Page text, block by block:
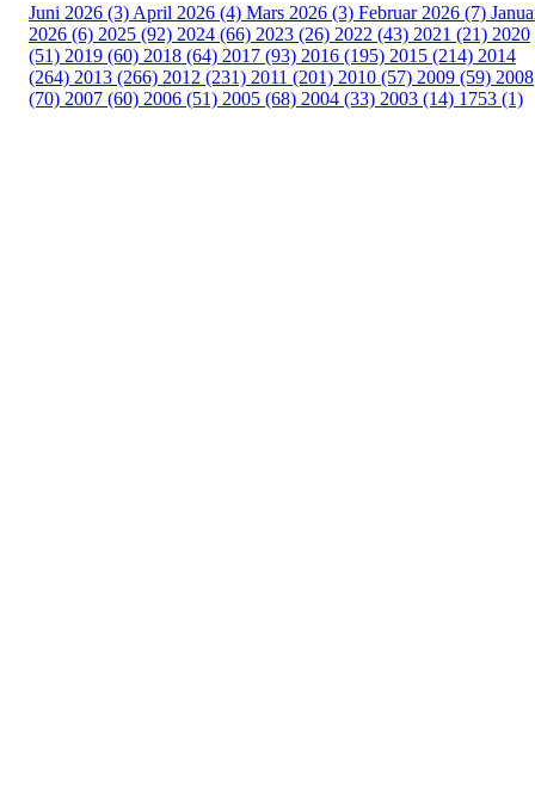
Juni 2026 (3) April 2026 (4) Mars 2026 (3) Februar 2026 (7)
2026 (6) 2025 (92) 2024 (66) 2023 (26) 2022 (43) 2021 (21) 2020
(51) 2019 (60) 2018 (64) 2017 (93) 2016 (195) 2015 (214) 2014
(264) 2013 (266) 2012 (231) 2011 (201) 2010 (57) 2009 (59) 2008
(70) 2007 (60) 2006 (51) 2005 (68) 2004 (33) 2003 (14) 1753 (1)